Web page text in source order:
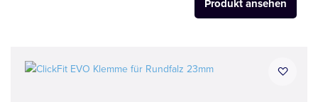
Produkt ansehen